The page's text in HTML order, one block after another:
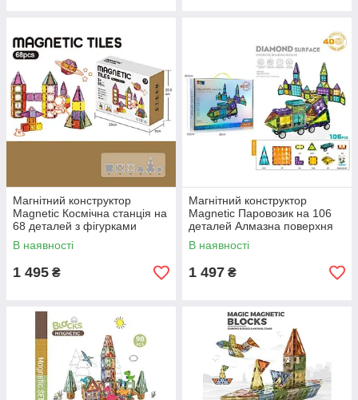
Магнітний конструктор
Magnetic Космічна станція на
68 деталей з фігурками
В наявності
1 495 ₴
Магнітний конструктор
Magnetic Паровозик на 106
деталей Алмазна поверхня
В наявності
1 497 ₴